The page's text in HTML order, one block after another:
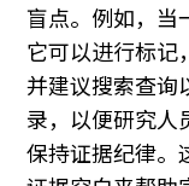
盲点。例如，当
它可以进行标记
并建议搜索查询
录，以便研究人
保持证据纪律。